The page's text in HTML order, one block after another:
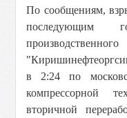
По сообщениям,
последующим
в 2:24 по
компрессорной
вторичной